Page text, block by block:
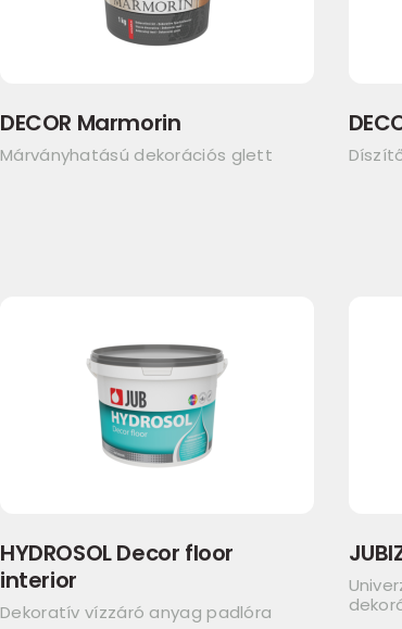
DECOR Marmorin
Márványhatású dekorációs glett
HYDROSOL Decor floor
interior
Dekoratív vízzáró anyag padlóra